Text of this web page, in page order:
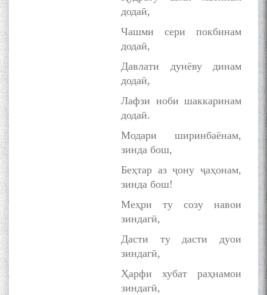
додаӣ,
Чашми сери покбинам
додаӣ,
Давлати дунёву динам
додаӣ,
Лафзи ноби шаккаринам
додаӣ.
Модари ширинбаёнам,
зинда бош,
Беҳтар аз ҷону ҷаҳонам,
зинда бош!
Меҳри ту созу навои
зиндагӣ,
Дасти ту дасти дуои
зиндагӣ,
Ҳарфи хубат раҳнамои
зиндагӣ,
БА МУНОСИБАТИ
БУЗУРГДОШТИ РӮЗИ РӮДАКӢ